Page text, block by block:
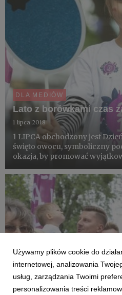
DLA MEDIÓW
Lato z borówkami czas
1 lipca 2018
1 LIPCA obchodzony jest
święto owocu, symboliczny
okazja, by promować
owoc nie tylko ze względu na
powod...
Używamy plików cookie do
internetowej, analizowania
usług, zarządzania Twoimi
personalizowania treści